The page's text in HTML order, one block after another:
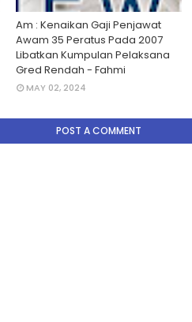
Am : Kenaikan Gaji Penjawat
Awam 35 Peratus Pada 2007
Libatkan Kumpulan Pelaksana
Gred Rendah - Fahmi
MAY 02, 2024
POST A COMMENT